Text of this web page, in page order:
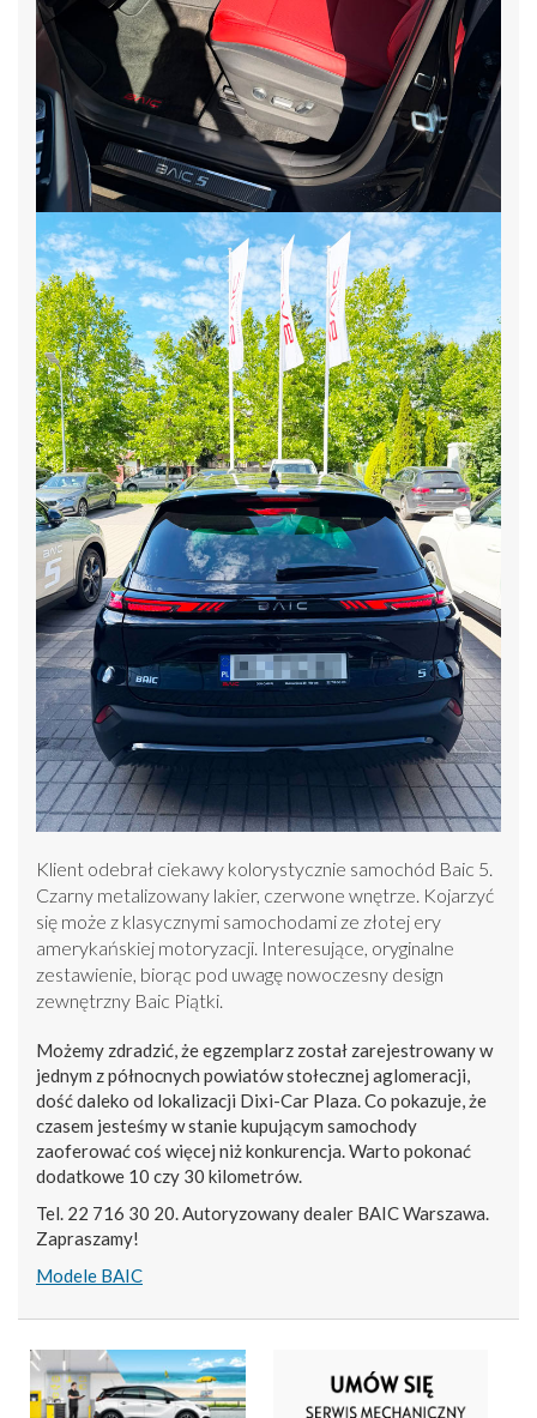
Klient odebrał ciekawy kolorystycznie samochód Baic 5.
Czarny metalizowany lakier, czerwone wnętrze. Kojarzyć
się może z klasycznymi samochodami ze złotej ery
amerykańskiej motoryzacji. Interesujące, oryginalne
zestawienie, biorąc pod uwagę nowoczesny design
zewnętrzny Baic Piątki.
Możemy zdradzić, że egzemplarz został zarejestrowany w
jednym z północnych powiatów stołecznej aglomeracji,
dość daleko od lokalizacji Dixi-Car Plaza. Co pokazuje, że
czasem jesteśmy w stanie kupującym samochody
zaoferować coś więcej niż konkurencja. Warto pokonać
dodatkowe 10 czy 30 kilometrów.
Tel. 22 716 30 20. Autoryzowany dealer BAIC Warszawa.
Zapraszamy!
Modele BAIC